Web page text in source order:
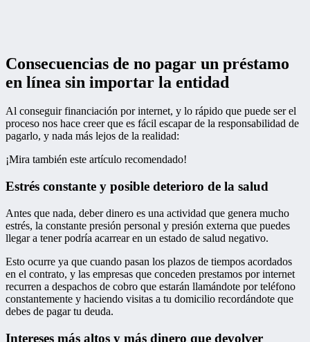
Consecuencias de no pagar un préstamo
en línea sin importar la entidad
Al conseguir financiación por internet, y lo rápido que puede ser el
proceso nos hace creer que es fácil escapar de la responsabilidad de
pagarlo, y nada más lejos de la realidad:
¡Mira también este artículo recomendado!
Estrés constante y posible deterioro de la salud
Antes que nada, deber dinero es una actividad que genera mucho
estrés, la constante presión personal y presión externa que puedes
llegar a tener podría acarrear en un estado de salud negativo.
Esto ocurre ya que cuando pasan los plazos de tiempos acordados
en el contrato, y las empresas que conceden prestamos por internet
recurren a despachos de cobro que estarán llamándote por teléfono
constantemente y haciendo visitas a tu domicilio recordándote que
debes de pagar tu deuda.
Intereses más altos y más dinero que devolver